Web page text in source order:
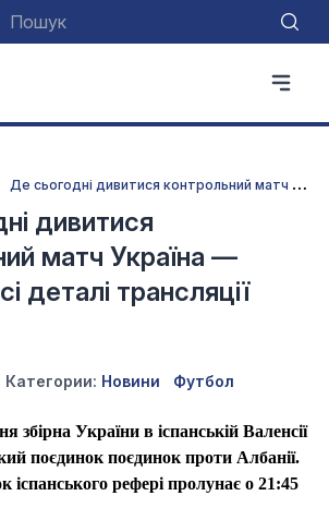
Д
е сьогодні дивитися контрольний матч Україна — Албанія: всі деталі трансляції наживо
дивитися
матч Україна —
деталі трансляції
Категории: Новини Футбол
збірна України в іспанській Валенсії
поєдинок поєдинок проти Албанії.
іспанського рефері пролунає о 21:45